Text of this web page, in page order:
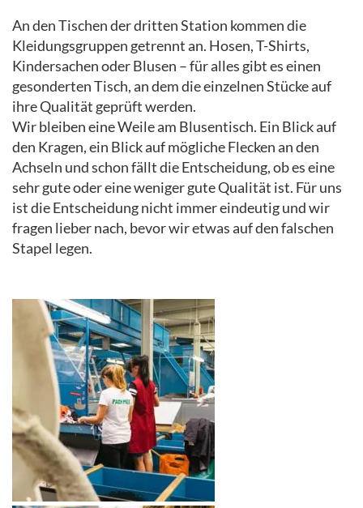
An den Tischen der dritten Station kommen die
Kleidungsgruppen getrennt an. Hosen, T-Shirts,
Kindersachen oder Blusen – für alles gibt es einen
gesonderten Tisch, an dem die einzelnen Stücke auf
ihre Qualität geprüft werden.
Wir bleiben eine Weile am Blusentisch. Ein Blick auf
den Kragen, ein Blick auf mögliche Flecken an den
Achseln und schon fällt die Entscheidung, ob es eine
sehr gute oder eine weniger gute Qualität ist. Für uns
ist die Entscheidung nicht immer eindeutig und wir
fragen lieber nach, bevor wir etwas auf den falschen
Stapel legen.